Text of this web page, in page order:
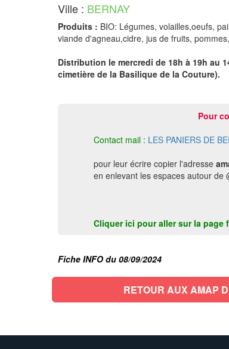
Ville : BERNAY
Produits : BIO: Légumes, volailles,oeufs,
viande d'agneau,cidre, jus de fruits,
Distribution le mercredi de 18h à 19h au
cimetière de la Basilique de la Couture).
Pour
Contact mail : LES PANIERS DE
pour leur écrire copier l'adresse
en enlevant les espaces autour de
Cliquer ici pour aller sur la page
Fiche INFO du 08/09/2024
RETOUR AUX AMAP